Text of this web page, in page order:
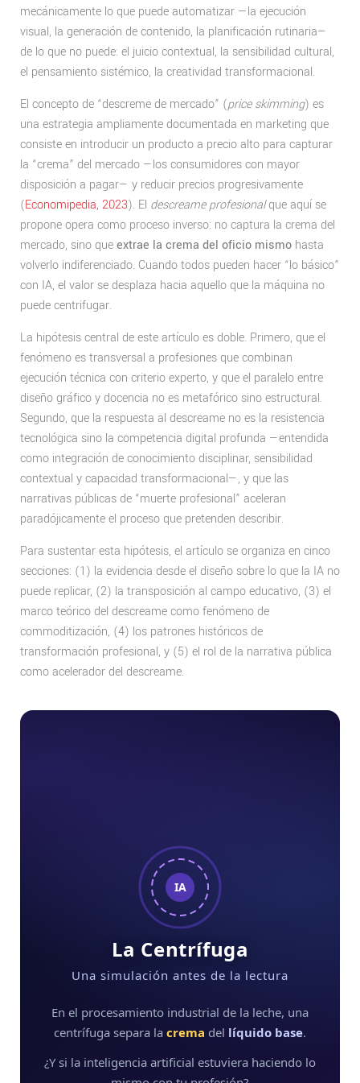
mecánicamente lo que puede automatizar —la ejecución
visual, la generación de contenido, la planificación rutinaria—
de lo que no puede: el juicio contextual, la sensibilidad cultural,
el pensamiento sistémico, la creatividad transformacional.
El concepto de “descreme de mercado” (price skimming) es
una estrategia ampliamente documentada en marketing que
consiste en introducir un producto a precio alto para capturar
la “crema” del mercado —los consumidores con mayor
disposición a pagar— y reducir precios progresivamente
(Economipedia, 2023). El descreame profesionalque aquí se
propone opera como proceso inverso: no captura la crema del
mercado, sino queextrae la crema del oficio mismo hasta
volverlo indiferenciado. Cuando todos pueden hacer “lo básico”
con IA, el valor se desplaza hacia aquello que la máquina no
puede centrifugar.
La hipótesis central de este artículo es doble. Primero, que el
fenómeno es transversal a profesiones que combinan
ejecución técnica con criterio experto, y que el paralelo entre
diseño gráfico y docencia no es metafórico sino estructural.
Segundo, que la respuesta al descreame no es la resistencia
tecnológica sino la competencia digital profunda —entendida
como integración de conocimiento disciplinar, sensibilidad
contextual y capacidad transformacional—, y que las
narrativas públicas de “muerte profesional” aceleran
paradójicamente el proceso que pretenden describir.
Para sustentar esta hipótesis, el artículo se organiza en cinco
secciones: (1) la evidencia desde el diseño sobre lo que la IA no
puede replicar, (2) la transposición al campo educativo, (3) el
marco teórico del descreame como fenómeno de
commoditización, (4) los patrones históricos de
transformación profesional, y (5) el rol de la narrativa pública
como acelerador del descreame.